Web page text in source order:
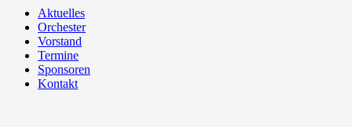
springen
Aktuelles
Orchester
Vorstand
Termine
Sponsoren
Kontakt